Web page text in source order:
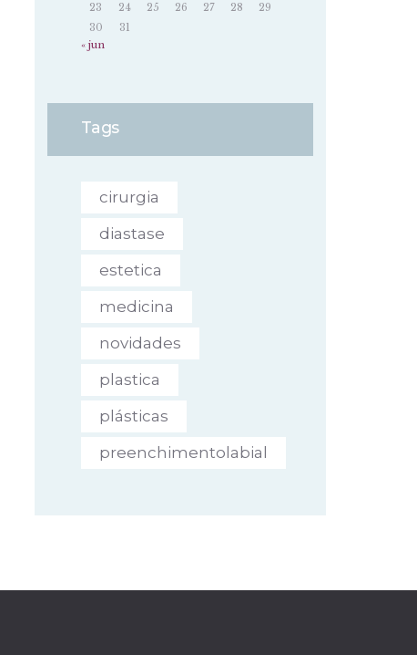
23
24 25 26 27 28
29
30
31
« jun
Tags
cirurgia
diastase
estetica
medicina
novidades
plastica
plásticas
preenchimentolabial